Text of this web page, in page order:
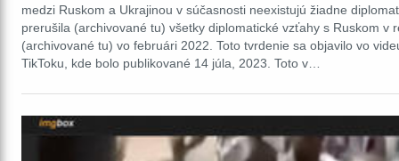
medzi Ruskom a Ukrajinou v súčasnosti neexistujú žiadne
prerušila (archivované tu) všetky diplomatické vzťahy s Ruskom v
(archivované tu) vo februári 2022. Toto tvrdenie sa objavilo vo
TikToku, kde bolo publikované 14 júla, 2023. Toto v…